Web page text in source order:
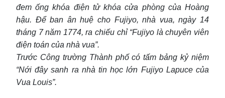
đem ống khóa điện tử khóa cửa phòng của Hoàng
hậu. Để ban ân huệ cho Fujiyo, nhà vua, ngày 14
tháng 7 năm 1774, ra chiếu chỉ “Fujiyo là chuyên viên
điện toán của nhà vua”.
Trước Công trường Thành phố có tấm bảng kỷ niệm
“Nới đây sanh ra nhà tin học lớn Fujiyo Lapuce của
Vua Louis”.